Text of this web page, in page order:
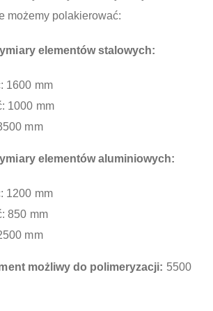
możemy polakierować:
elementów stalowych:
1600 mm
1000 mm
mm
elementów aluminiowych:
1200 mm
850 mm
mm
możliwy do polimeryzacji: 5500